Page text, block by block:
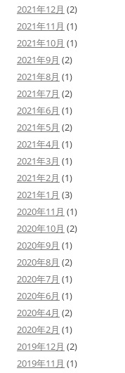
2021年12月 (2)
2021年11月 (1)
2021年10月 (1)
2021年9月 (2)
2021年8月 (1)
2021年7月 (2)
2021年6月 (1)
2021年5月 (2)
2021年4月 (1)
2021年3月 (1)
2021年2月 (1)
2021年1月 (3)
2020年11月 (1)
2020年10月 (2)
2020年9月 (1)
2020年8月 (2)
2020年7月 (1)
2020年6月 (1)
2020年4月 (2)
2020年2月 (1)
2019年12月 (2)
2019年11月 (1)